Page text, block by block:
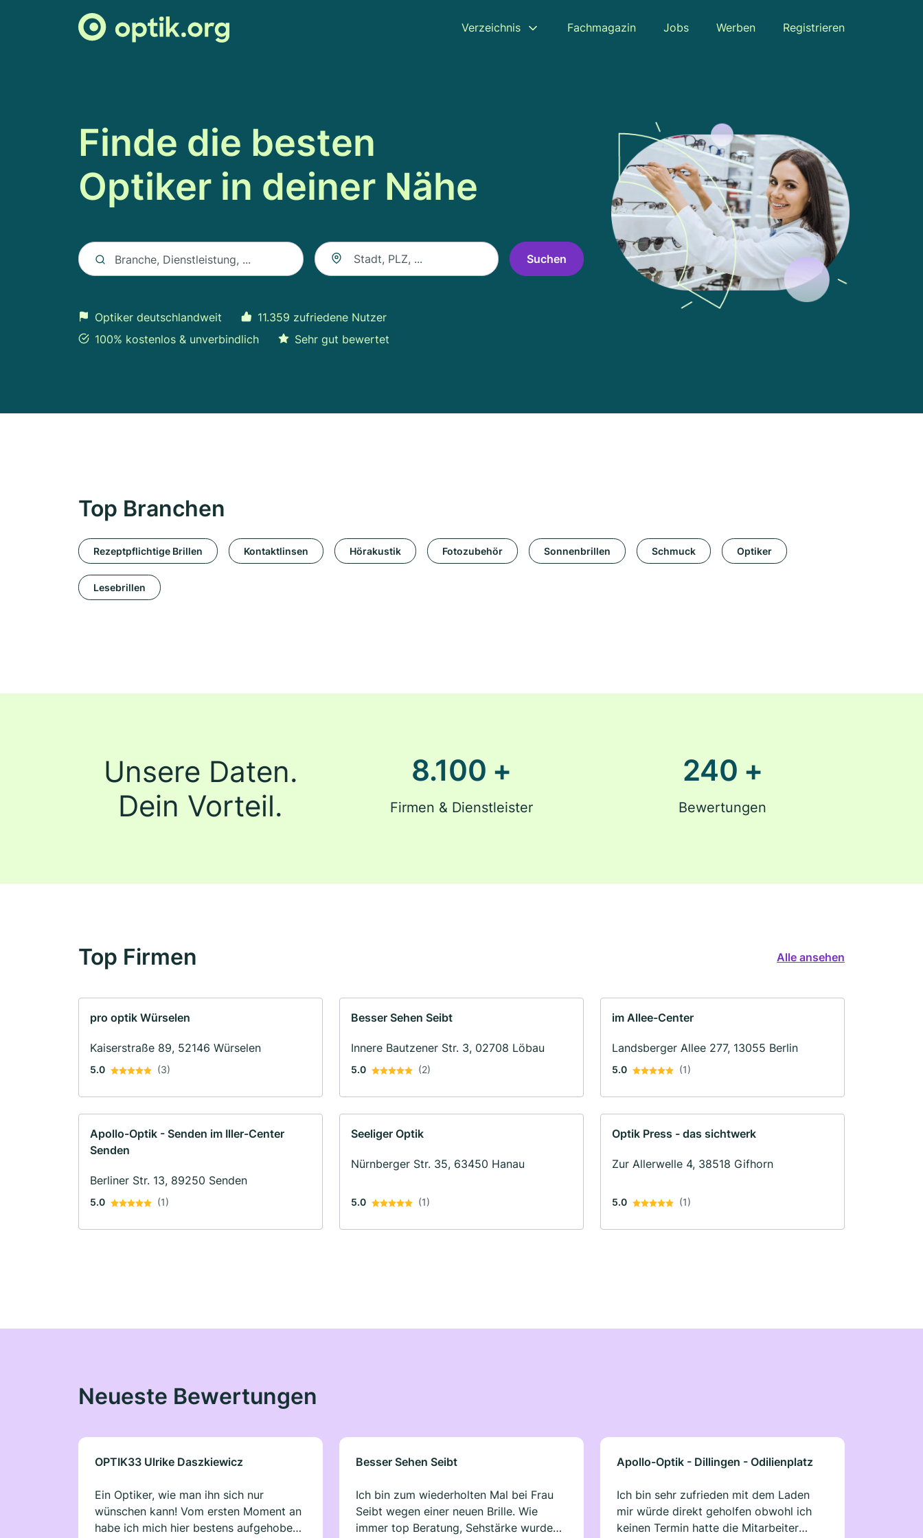
Verzeichnis Fachmagazin Jobs Werben Registrieren
Finde die besten
Optiker in deiner Nähe
Keyword auswählen
Branche, Dienstleistung, ...
Suche nach Ort
Suchen
Optiker deutschlandweit
11.359 zufriedene Nutzer
100% kostenlos & unverbindlich
Sehr gut bewertet
Top Branchen
Rezeptpflichtige Brillen Kontaktlinsen Hörakustik Fotozubehör Sonnenbrillen Schmuck Optiker
Lesebrillen
Unsere Daten.
Dein Vorteil.
8.100 +
Firmen & Dienstleister
240 +
Bewertungen
Top Firmen Alle ansehen
pro optik Würselen
Kaiserstraße 89, 52146 Würselen
5.0 (3)
Besser Sehen Seibt
Innere Bautzener Str. 3, 02708 Löbau
5.0 (2)
im Allee-Center
Landsberger Allee 277, 13055 Berlin
5.0 (1)
Apollo-Optik - Senden im Iller-Center
Senden
Berliner Str. 13, 89250 Senden
5.0 (1)
Seeliger Optik
Nürnberger Str. 35, 63450 Hanau
5.0 (1)
Optik Press - das sichtwerk
Zur Allerwelle 4, 38518 Gifhorn
5.0 (1)
Neueste Bewertungen
OPTIK33 Ulrike Daszkiewicz
Ein Optiker, wie man ihn sich nur
wünschen kann! Vom ersten Moment an
habe ich mich hier bestens aufgehoben
Besser Sehen Seibt
Ich bin zum wiederholten Mal bei Frau
Seibt wegen einer neuen Brille. Wie
immer top Beratung, Sehstärke wurde
Apollo-Optik - Dillingen - Odilienplatz
Ich bin sehr zufrieden mit dem Laden
mir würde direkt geholfen obwohl ich
keinen Termin hatte die Mitarbeiter